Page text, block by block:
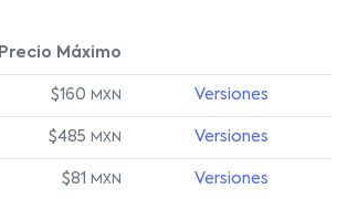
Precio Máximo
$160 MXN Versiones
$485 MXN Versiones
$81 MXN Versiones